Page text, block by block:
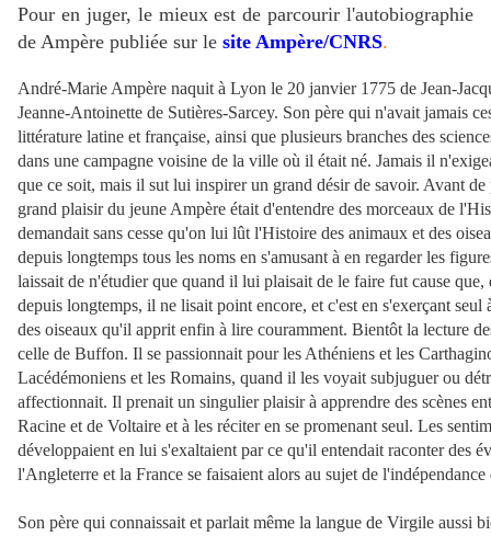
Pour en juger, le mieux est de parcourir l'autobiographie
de Ampère publiée sur le site Ampère/CNRS.
André-Marie Ampère naquit à Lyon le 20 janvier 1775 de Jean-
Jeanne-Antoinette de Sutières-Sarcey. Son père qui n'avait jamais
littérature latine et française, ainsi que plusieurs branches des
dans une campagne voisine de la ville où il était né. Jamais il
que ce soit, mais il sut lui inspirer un grand désir de savoir. Avant
grand plaisir du jeune Ampère était d'entendre des morceaux de
demandait sans cesse qu'on lui lût l'Histoire des animaux et des
depuis longtemps tous les noms en s'amusant à en regarder les
laissait de n'étudier que quand il lui plaisait de le faire fut cause
depuis longtemps, il ne lisait point encore, et c'est en s'exerçant
des oiseaux qu'il apprit enfin à lire couramment. Bientôt la lecture
celle de Buffon. Il se passionnait pour les Athéniens et les
Lacédémoniens et les Romains, quand il les voyait subjuguer ou
affectionnait. Il prenait un singulier plaisir à apprendre des scènes
Racine et de Voltaire et à les réciter en se promenant seul. Les
développaient en lui s'exaltaient par ce qu'il entendait raconter des
l'Angleterre et la France se faisaient alors au sujet de
Son père qui connaissait et parlait même la langue de Virgile aussi